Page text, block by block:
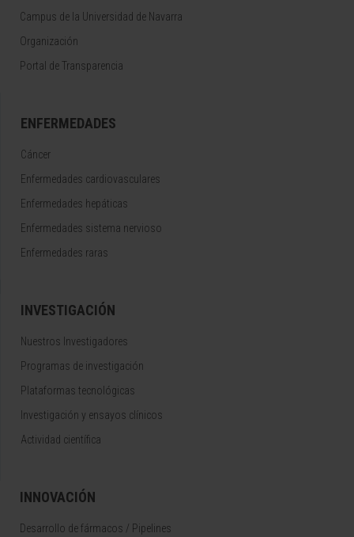
Campus de la Universidad de Navarra
Organización
Portal de Transparencia
ENFERMEDADES
Cáncer
Enfermedades cardiovasculares
Enfermedades hepáticas
Enfermedades sistema nervioso
Enfermedades raras
INVESTIGACIÓN
Nuestros Investigadores
Programas de investigación
Plataformas tecnológicas
Investigación y ensayos clínicos
Actividad científica
INNOVACIÓN
Desarrollo de fármacos / Pipelines